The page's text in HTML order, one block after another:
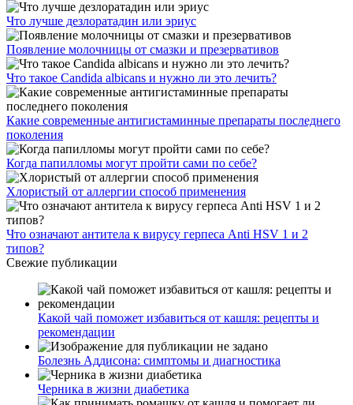
Что лучше дезлоратадин или эриус
Появление молочницы от смазки и презервативов
Что такое Candida albicans и нужно ли это лечить?
Какие современные антигистаминные препараты последнего
поколения
Когда папилломы могут пройти сами по себе?
Хлористый от аллергии способ применения
Что означают антитела к вирусу герпеса Anti HSV 1 и 2
типов?
Свежие публикации
Какой чай поможет избавиться от кашля: рецепты и
рекомендации
Болезнь Аддисона: симптомы и диагностика
Черника в жизни диабетика